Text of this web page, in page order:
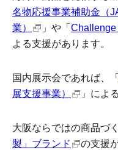
名物応援事業補助金（
業）
」や「 Challenge
よる支援があります。
国内展示会であれば、「
展支援事業）
」によ
大阪ならではの商品づ
製」ブランド
の支援